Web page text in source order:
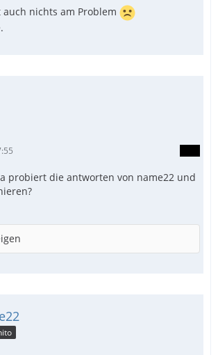
nichts am Problem
probiert die antworten von name22 und